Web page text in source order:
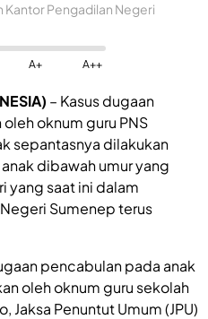
Kantor Pengadilan Negeri
A+ A++
– Kasus dugaan
oknum guru PNS
sepantasnya dilakukan
dibawah umur yang
yang saat ini dalam
Sumenep terus
pencabulan pada anak
oleh oknum guru sekolah
Jaksa Penuntut Umum (JPU)